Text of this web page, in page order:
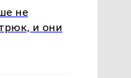
не
и они